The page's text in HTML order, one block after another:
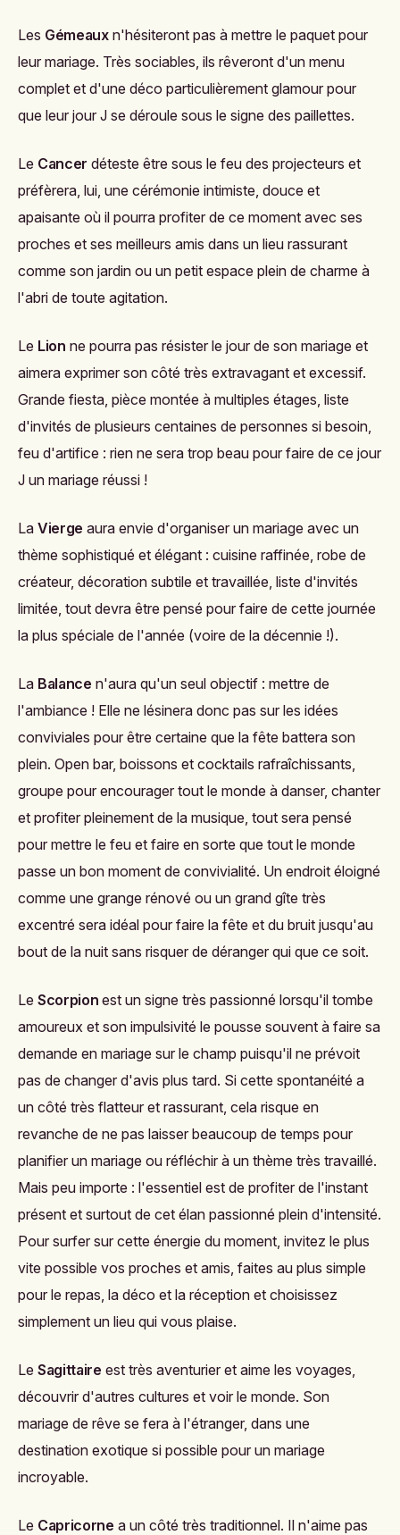
Les Gémeauxn'hésiteront pas à mettre le paquet pour
leur mariage. Très sociables, ils rêveront d'un menu
complet et d'une déco particulièrement glamour pour
que leur jour J se déroule sous le signe des paillettes.
Le Cancer déteste être sous le feu des projecteurs et
préfèrera, lui, une cérémonie intimiste, douce et
apaisante où il pourra profiter de ce moment avec ses
proches et ses meilleurs amis dans un lieu rassurant
comme son jardin ou un petit espace plein de charme à
l'abri de toute agitation.
Le Lion ne pourra pas résister le jour de son mariage et
aimera exprimer son côté très extravagant et excessif.
Grande fiesta, pièce montée à multiples étages, liste
d'invités de plusieurs centaines de personnes si besoin,
feu d'artifice : rien ne sera trop beau pour faire de ce jour
J un mariage réussi !
La Vierge aura envie d'organiser un mariage avec un
thème sophistiqué et élégant : cuisine raffinée, robe de
créateur, décoration subtile et travaillée, liste d'invités
limitée, tout devra être pensé pour faire de cette journée
la plus spéciale de l'année (voire de la décennie !).
La Balance n'aura qu'un seul objectif : mettre de
l'ambiance ! Elle ne lésinera donc pas sur les idées
conviviales pour être certaine que la fête battera son
plein. Open bar, boissons et cocktails rafraîchissants,
groupe pour encourager tout le monde à danser, chanter
et profiter pleinement de la musique, tout sera pensé
pour mettre le feu et faire en sorte que tout le monde
passe un bon moment de convivialité. Un endroit éloigné
comme une grange rénové ou un grand gîte très
excentré sera idéal pour faire la fête et du bruit jusqu'au
bout de la nuit sans risquer de déranger qui que ce soit.
Le Scorpion est un signe très passionné lorsqu'il tombe
amoureux et son impulsivité le pousse souvent à faire sa
demande en mariage sur le champ puisqu'il ne prévoit
pas de changer d'avis plus tard. Si cette spontanéité a
un côté très flatteur et rassurant, cela risque en
revanche de ne pas laisser beaucoup de temps pour
planifier un mariage ou réfléchir à un thème très travaillé.
Mais peu importe : l'essentiel est de profiter de l'instant
présent et surtout de cet élan passionné plein d'intensité.
Pour surfer sur cette énergie du moment, invitez le plus
vite possible vos proches et amis, faites au plus simple
pour le repas, la déco et la réception et choisissez
simplement un lieu qui vous plaise.
Le Sagittaire est très aventurier et aime les voyages,
découvrir d'autres cultures et voir le monde. Son
mariage de rêve se fera à l'étranger, dans une
destination exotique si possible pour un mariage
incroyable.
Le Capricorne a un côté très traditionnel. Il n'aime pas